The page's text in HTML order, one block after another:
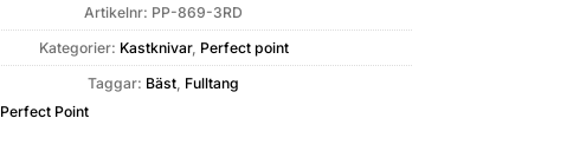
Artikelnr: PP-869-3RD
Kategorier: Kastknivar, Perfect point
Taggar: Bäst, Fulltang
Perfect Point